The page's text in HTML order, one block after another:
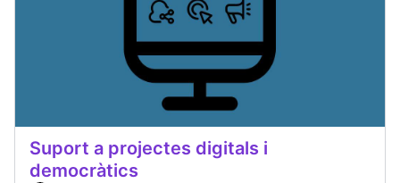
Suport a projectes digitals i
democràtics